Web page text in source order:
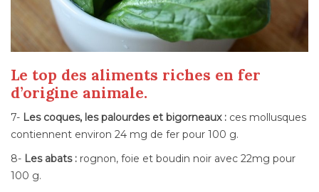
Le top des aliments riches en fer
d’origine animale.
7- Les coques, les palourdes et bigorneaux : ces mollusques
contiennent environ 24 mg de fer pour 100 g.
8- Les abats : rognon, foie et boudin noir avec 22mg pour
100 g.